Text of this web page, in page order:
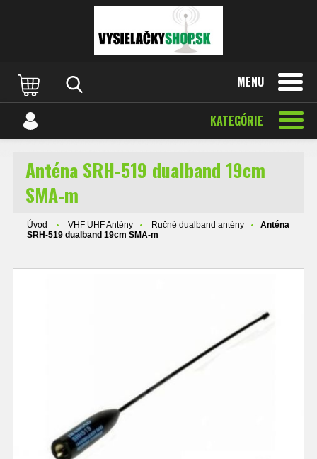
MENU
KATEGÓRIE
Anténa SRH-519 dualband 19cm
SMA-m
Úvod VHF UHF Antény Ručné dualband antény
Anténa
SRH-519 dualband 19cm SMA-m